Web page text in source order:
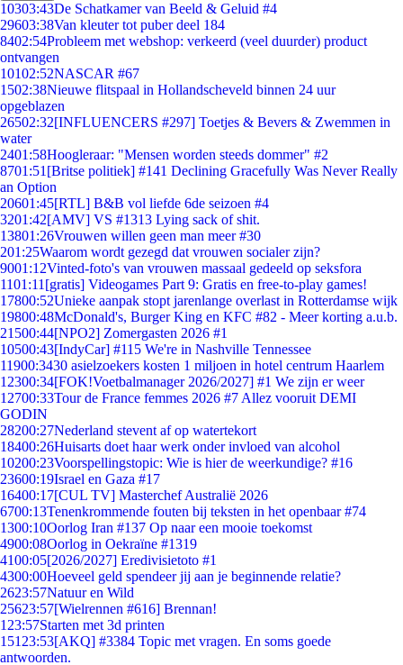
10303:43De Schatkamer van Beeld & Geluid #4
29603:38Van kleuter tot puber deel 184
8402:54Probleem met webshop: verkeerd (veel duurder) product
ontvangen
10102:52NASCAR #67
1502:38Nieuwe flitspaal in Hollandscheveld binnen 24 uur
opgeblazen
26502:32[INFLUENCERS #297] Toetjes & Bevers & Zwemmen in
water
2401:58Hoogleraar: "Mensen worden steeds dommer" #2
8701:51 [Britse politiek] #141 Declining Gracefully Was Never Really
an Option
20601:45[RTL] B&B vol liefde 6de seizoen #4
3201:42[AMV] VS #1313 Lying sack of shit.
13801:26Vrouwen willen geen man meer #30
201:25Waarom wordt gezegd dat vrouwen socialer zijn?
9001:12Vinted-foto's van vrouwen massaal gedeeld op seksfora
1101:11 [gratis] Videogames Part 9: Gratis en free-to-play games!
17800:52Unieke aanpak stopt jarenlange overlast in Rotterdamse wijk
19800:48McDonald's, Burger King en KFC #82 - Meer korting a.u.b.
21500:44[NPO2] Zomergasten 2026 #1
10500:43[IndyCar] #115 We're in Nashville Tennessee
11900:3430 asielzoekers kosten 1 miljoen in hotel centrum Haarlem
12300:34[FOK!Voetbalmanager 2026/2027] #1 We zijn er weer
12700:33Tour de France femmes 2026 #7 Allez vooruit DEMI
GODIN
28200:27Nederland stevent af op watertekort
18400:26Huisarts doet haar werk onder invloed van alcohol
10200:23Voorspellingstopic: Wie is hier de weerkundige? #16
23600:19Israel en Gaza #17
16400:17[CUL TV] Masterchef Australië 2026
6700:13Tenenkrommende fouten bij teksten in het openbaar #74
1300:10Oorlog Iran #137 Op naar een mooie toekomst
4900:08Oorlog in Oekraïne #1319
4100:05[2026/2027] Eredivisietoto #1
4300:00Hoeveel geld spendeer jij aan je beginnende relatie?
2623:57Natuur en Wild
25623:57[Wielrennen #616] Brennan!
1 23:57Starten met 3d printen
151 23:53[AKQ] #3384 Topic met vragen. En soms goede
antwoorden.